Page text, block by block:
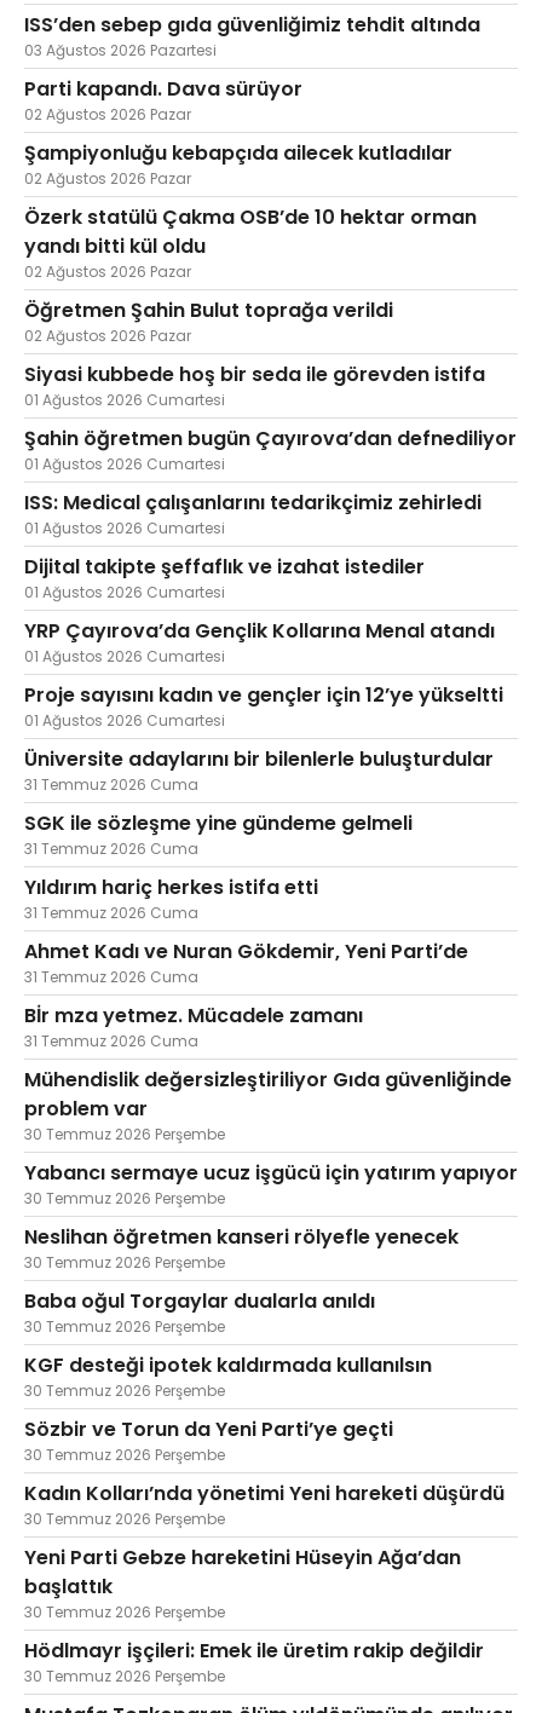
ISS’den sebep gıda güvenliğimiz tehdit altında
03 Ağustos 2026 Pazartesi
Parti kapandı. Dava sürüyor
02 Ağustos 2026 Pazar
Şampiyonluğu kebapçıda ailecek kutladılar
02 Ağustos 2026 Pazar
Özerk statülü Çakma OSB’de 10 hektar orman
yandı bitti kül oldu
02 Ağustos 2026 Pazar
Öğretmen Şahin Bulut toprağa verildi
02 Ağustos 2026 Pazar
Siyasi kubbede hoş bir seda ile görevden istifa
01 Ağustos 2026 Cumartesi
Şahin öğretmen bugün Çayırova’dan defnediliyor
01 Ağustos 2026 Cumartesi
ISS: Medical çalışanlarını tedarikçimiz zehirledi
01 Ağustos 2026 Cumartesi
Dijital takipte şeffaflık ve izahat istediler
01 Ağustos 2026 Cumartesi
YRP Çayırova’da Gençlik Kollarına Menal atandı
01 Ağustos 2026 Cumartesi
Proje sayısını kadın ve gençler için 12’ye yükseltti
01 Ağustos 2026 Cumartesi
Üniversite adaylarını bir bilenlerle buluşturdular
31 Temmuz 2026 Cuma
SGK ile sözleşme yine gündeme gelmeli
31 Temmuz 2026 Cuma
Yıldırım hariç herkes istifa etti
31 Temmuz 2026 Cuma
Ahmet Kadı ve Nuran Gökdemir, Yeni Parti’de
31 Temmuz 2026 Cuma
Bİr mza yetmez. Mücadele zamanı
31 Temmuz 2026 Cuma
Mühendislik değersizleştiriliyor Gıda güvenliğinde
problem var
30 Temmuz 2026 Perşembe
Yabancı sermaye ucuz işgücü için yatırım yapıyor
30 Temmuz 2026 Perşembe
Neslihan öğretmen kanseri rölyefle yenecek
30 Temmuz 2026 Perşembe
Baba oğul Torgaylar dualarla anıldı
30 Temmuz 2026 Perşembe
KGF desteği ipotek kaldırmada kullanılsın
30 Temmuz 2026 Perşembe
Sözbir ve Torun da Yeni Parti’ye geçti
30 Temmuz 2026 Perşembe
Kadın Kolları’nda yönetimi Yeni hareketi düşürdü
30 Temmuz 2026 Perşembe
Yeni Parti Gebze hareketini Hüseyin Ağa’dan
başlattık
30 Temmuz 2026 Perşembe
Hödlmayr işçileri: Emek ile üretim rakip değildir
30 Temmuz 2026 Perşembe